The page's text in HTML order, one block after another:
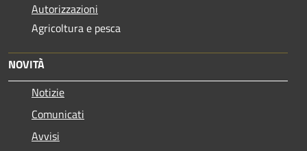
Autorizzazioni
Agricoltura e pesca
NOVITÀ
Notizie
Comunicati
Avvisi